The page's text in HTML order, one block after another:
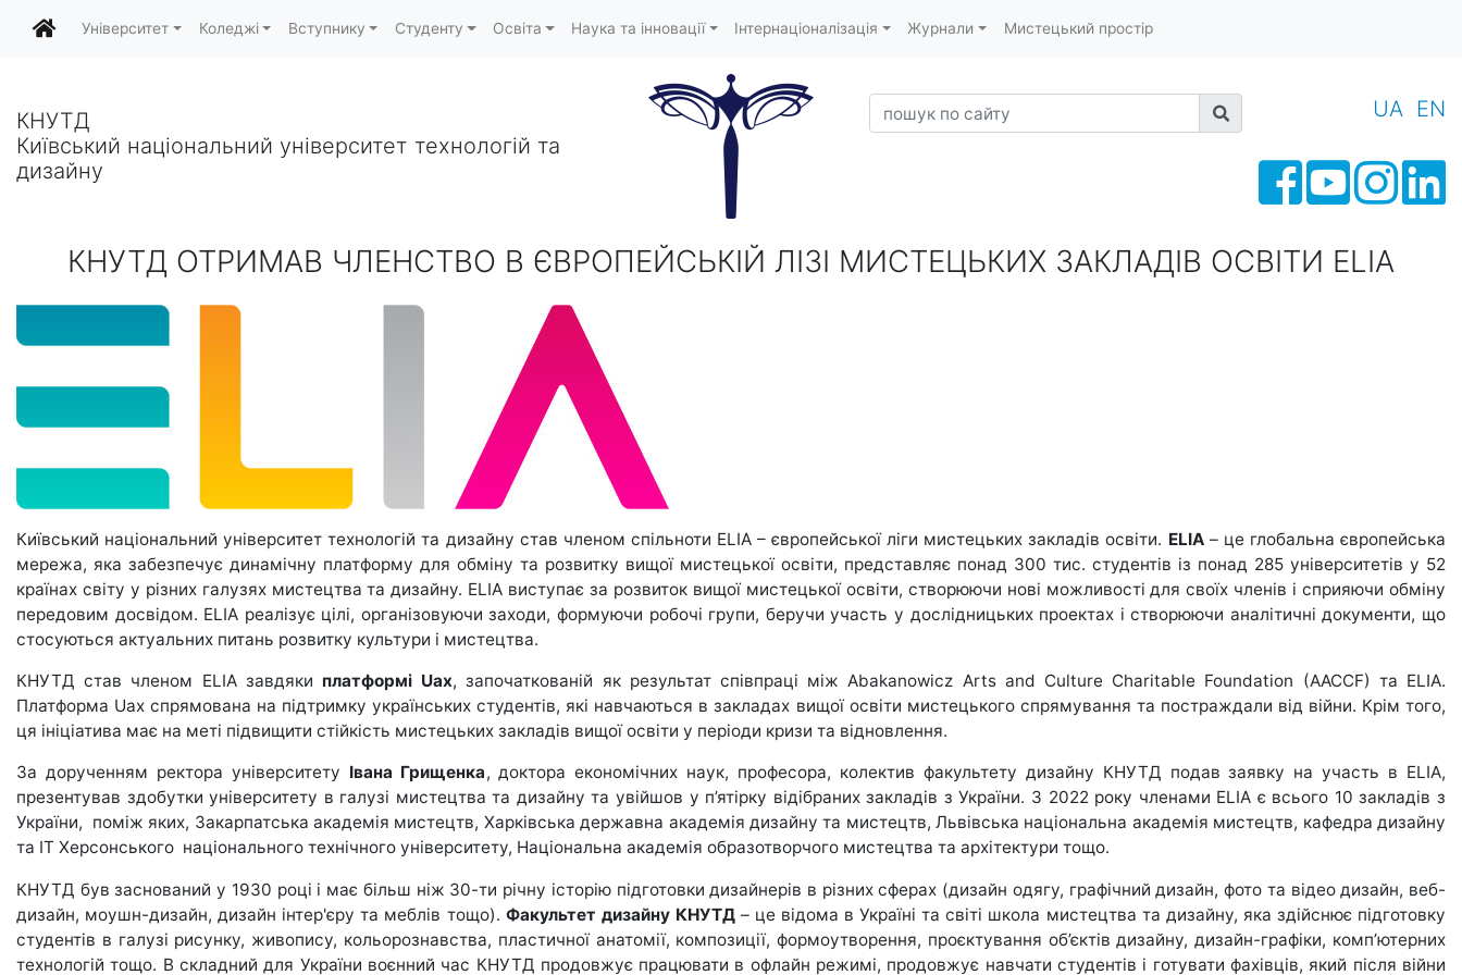
Університет Коледжі Вступнику Студенту Освіта Наука та інновації Інтернаціоналізація Журнали Мистецький простір
КНУТД
Київський національний університет технологій та
дизайну
пошук по сайту UA EN
КНУТД ОТРИМАВ ЧЛЕНСТВО В ЄВРОПЕЙСЬКІЙ ЛІЗІ МИСТЕЦЬКИХ ЗАКЛАДІВ ОСВІТИ ELIA
Київський національний університет технологій та дизайну став членом спільноти ELIA – європейської ліги мистецьких закладів освіти. ELIA– це глобальна європейська
мережа, яка забезпечує динамічну платформу для обміну та розвитку вищої мистецької освіти, представляє понад 300 тис. студентів із понад 285 університетів у 52
країнах світу у різних галузях мистецтва та дизайну. ELIA виступає за розвиток вищої мистецької освіти, створюючи нові можливості для своїх членів і сприяючи обміну
передовим досвідом. ELIA реалізує цілі, організовуючи заходи, формуючи робочі групи, беручи участь у дослідницьких проектах і створюючи аналітичні документи, що
стосуються актуальних питань розвитку культури і мистецтва.
КНУТД став членом ELIA завдяки платформі Uax, започаткованій як результат співпраці між Abakanowicz Arts and Culture Charitable Foundation (AACCF) та ELIA.
Платформа Uax спрямована на підтримку українських студентів, які навчаються в закладах вищої освіти мистецького спрямування та постраждали від війни. Крім того,
ця ініціатива має на меті підвищити стійкість мистецьких закладів вищої освіти у періоди кризи та відновлення.
За дорученням ректора університету Івана Грищенка, доктора економічних наук, професора, колектив факультету дизайну КНУТД подав заявку на участь в ELIA,
презентував здобутки університету в галузі мистецтва та дизайну та увійшов у п’ятірку відібраних закладів з України. З 2022 року членами ELIA є всього 10 закладів з
України, поміж яких, Закарпатська академія мистецтв, Харківська державна академія дизайну та мистецтв, Львівська національна академія мистецтв, кафедра дизайну
та ІТ Херсонського національного технічного університету, Національна академія образотворчого мистецтва та архітектури тощо.
КНУТД був заснований у 1930 році і має більш ніж 30-ти річну історію підготовки дизайнерів в різних сферах (дизайн одягу, графічний дизайн, фото та відео дизайн, веб-
дизайн, моушн-дизайн, дизайн інтер'єру та меблів тощо). Факультет дизайну КНУТД– це відома в Україні та світі школа мистецтва та дизайну, яка здійснює підготовку
студентів в галузі рисунку, живопису, кольорознавства, пластичної анатомії, композиції, формоутворення, проєктування об’єктів дизайну, дизайн-графіки, комп’ютерних
технологій тощо. В складний для України воєнний час КНУТД продовжує працювати в офлайн режимі, продовжує навчати студентів і готувати фахівців, який після війни